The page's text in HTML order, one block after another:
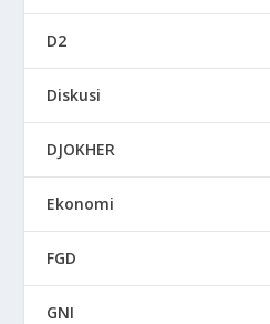
D2
Diskusi
DJOKHER
Ekonomi
FGD
GNI